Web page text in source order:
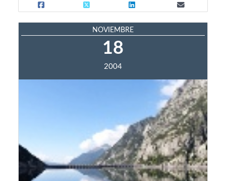
NOVIEMBRE
18
2004